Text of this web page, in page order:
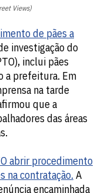
Views)
de pães a
investigação do
inclui pães
a prefeitura. Em
na tarde
que a
das áreas
abrir procedimento
na contratação. A
encaminhada